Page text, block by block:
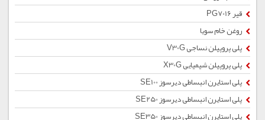
قیر PG7016
روغن خام سویا
پلی پروپیلن نساجی V30G
پلی پروپیلن شیمیایی X30G
پلی استایرن انبساطی دیرسوز SE100
پلی استایرن انبساطی دیرسوز SE250
پلی استایرن انبساطی دیرسوز SE350